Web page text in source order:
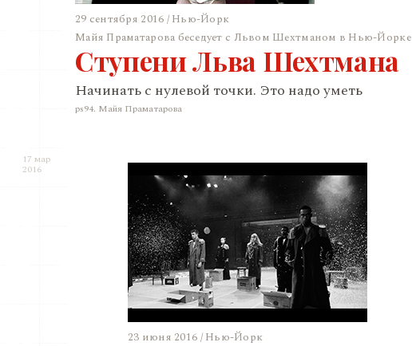
17 мар
2016
29 сентября 2016 / Нью-Йорк
Майя Праматарова беседует с Львом Шехтманом в Нью-Йорке
Ступени Льва Шехтмана
Начинать с нулевой точки. Это надо уметь
ps94. Майя Праматарова
23 июня 2016 / Нью-Йорк